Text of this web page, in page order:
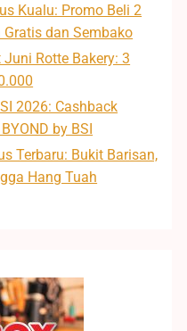
Kualu: Promo Beli 2
Gratis dan Sembako
Rotte Bakery: 3
2026: Cashback
by BSI
Terbaru: Bukit Barisan,
Hang Tuah